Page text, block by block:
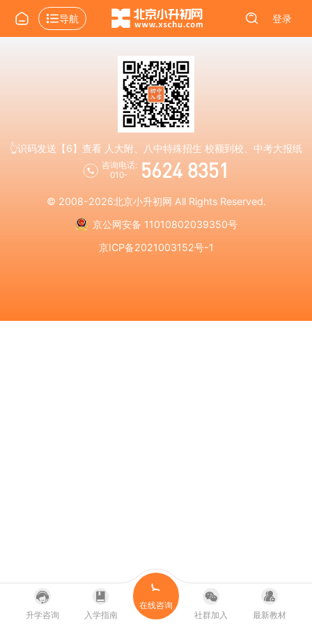
导航 登录
👆识码发送【6】查看 人大附、八中特殊招生 校额到校、中考大报纸
咨询电话:
010-
5624 8351
© 2008-2026北京小升初网 All Rights Reserved.
京公网安备 11010802039350号
京ICP备2021003152号-1
升学咨询 入学指南
在线咨询
社群加入
最新教材